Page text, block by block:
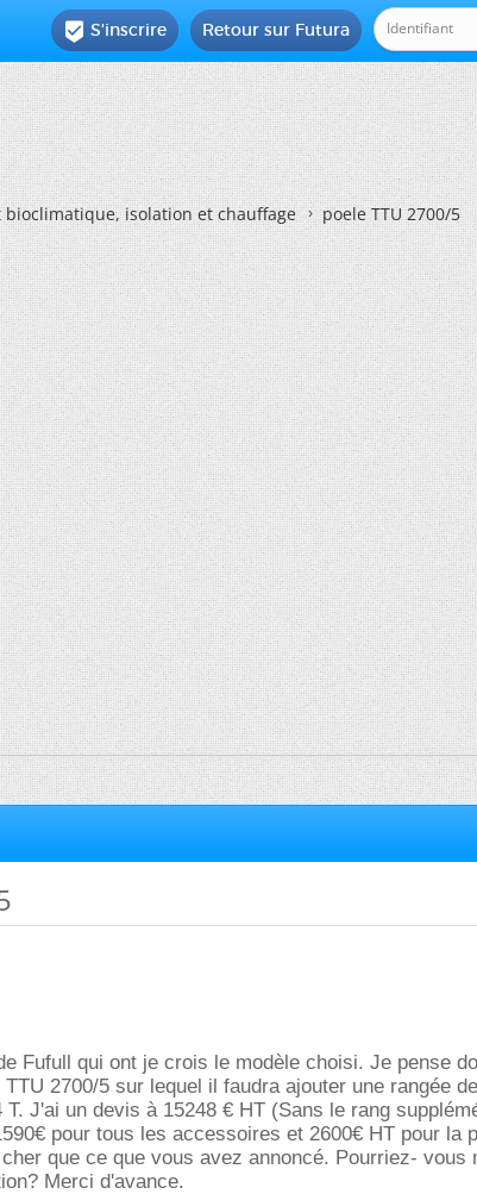
Retour sur Futura
 S'inscrire
bioclimatique, isolation et chauffage poele TTU 2700/5
Fufull qui ont je crois le modèle choisi. Je pense
2700/5 sur lequel il faudra ajouter une rangée
J'ai un devis à 15248 € HT (Sans le rang
pour tous les accessoires et 2600€ HT pour la
que ce que vous avez annoncé. Pourriez- vous
Merci d'avance.